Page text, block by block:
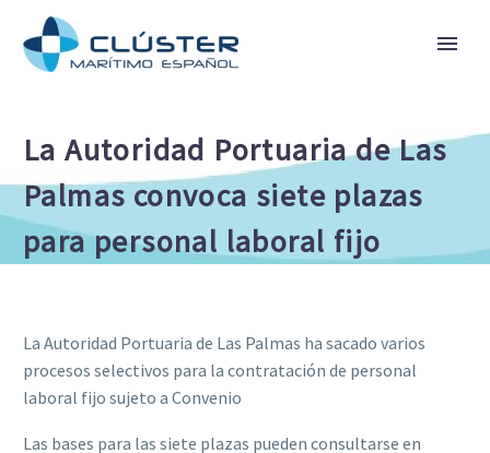
La Autoridad Portuaria de Las
Palmas convoca siete plazas
para personal laboral fijo
La Autoridad Portuaria de Las Palmas ha sacado varios
procesos selectivos para la contratación de personal
laboral fijo sujeto a Convenio
Las bases para las siete plazas pueden consultarse en